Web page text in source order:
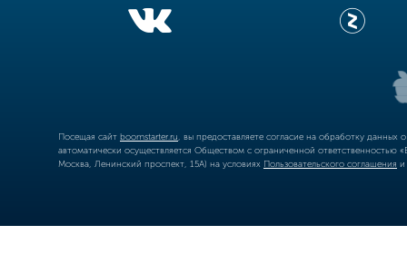
Посещая сайт boomstarter.ru , вы предоставляете согласие на обработку
автоматически осуществляется Обществом с ограниченной
Москва, Ленинский проспект, 15А) на условиях Пользовательского соглашения и